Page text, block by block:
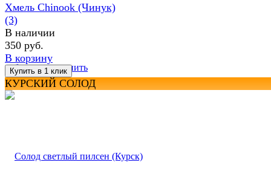
избранное сравнить
Хмель Chinook (Чинук)
(3)
В наличии
350 руб.
В корзину
КУРСКИЙ СОЛОД